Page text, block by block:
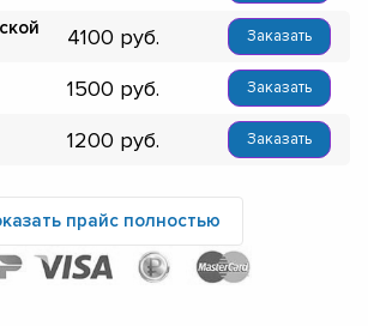
4100 Заказать
1500 Заказать
1200 Заказать
прайс полностью